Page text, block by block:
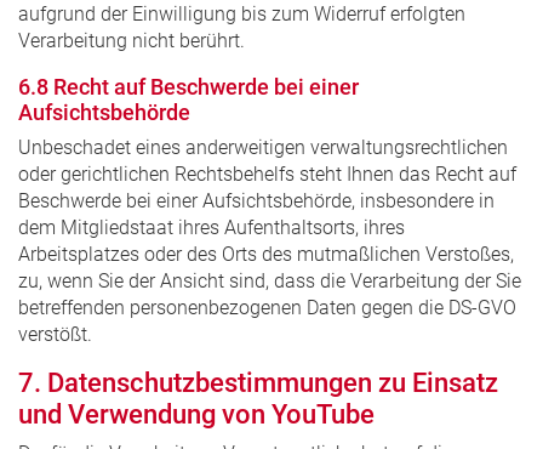
aufgrund der Einwilligung bis zum Widerruf erfolgten
Verarbeitung nicht berührt.
6.8 Recht auf Beschwerde bei einer
Aufsichtsbehörde
Unbeschadet eines anderweitigen verwaltungsrechtlichen
oder gerichtlichen Rechtsbehelfs steht Ihnen das Recht auf
Beschwerde bei einer Aufsichtsbehörde, insbesondere in
dem Mitgliedstaat ihres Aufenthaltsorts, ihres
Arbeitsplatzes oder des Orts des mutmaßlichen Verstoßes,
zu, wenn Sie der Ansicht sind, dass die Verarbeitung der Sie
betreffenden personenbezogenen Daten gegen die DS-GVO
verstößt.
7. Datenschutzbestimmungen zu Einsatz
und Verwendung von YouTube